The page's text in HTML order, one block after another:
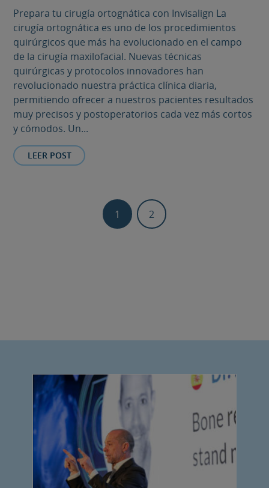
Prepara tu cirugía ortognática con Invisalign La
cirugía ortognática es uno de los procedimientos
quirúrgicos que más ha evolucionado en el campo
de la cirugía maxilofacial. Nuevas técnicas
quirúrgicas y protocolos innovadores han
revolucionado nuestra práctica clínica diaria,
permitiendo ofrecer a nuestros pacientes resultados
muy precisos y postoperatorios cada vez más cortos
y cómodos. Un...
LEER POST
1 2